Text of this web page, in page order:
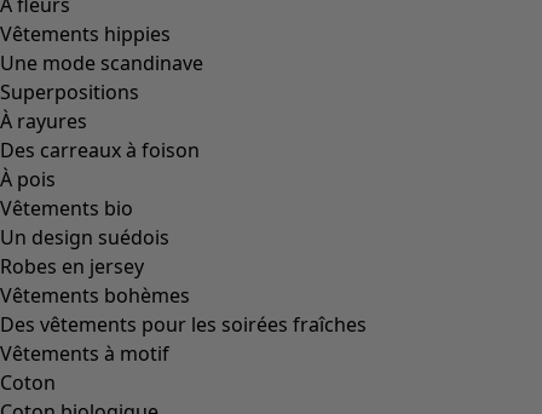
Vêtements hippies
Une mode scandinave
Superpositions
À rayures
Des carreaux à foison
À pois
Vêtements bio
Un design suédois
Robes en jersey
Vêtements bohèmes
Des vêtements pour les soirées fraîches
Vêtements à motif
Coton